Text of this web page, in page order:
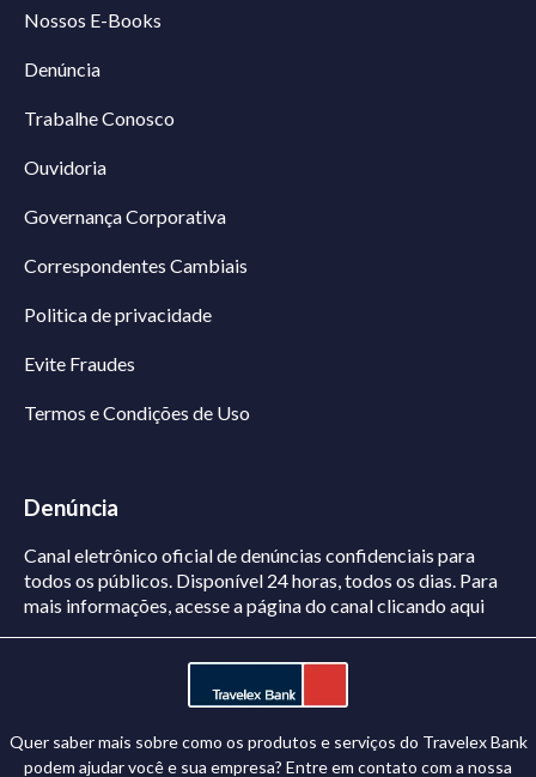
Nossos E-Books
Denúncia
Trabalhe Conosco
Ouvidoria
Governança Corporativa
Correspondentes Cambiais
Politica de privacidade
Evite Fraudes
Termos e Condições de Uso
Denúncia
Canal eletrônico oficial de denúncias confidenciais para
todos os públicos. Disponível 24 horas, todos os dias. Para
mais informações, acesse a página do canalclicando aqui
Quer saber mais sobre como os produtos e serviços do Travelex Bank
podem ajudar você e sua empresa? Entre em contato com a nossa